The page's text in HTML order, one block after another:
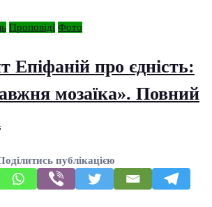
Проповіді Фото
Епіфаній про єдність:
мозаїка». Повний
публікацією